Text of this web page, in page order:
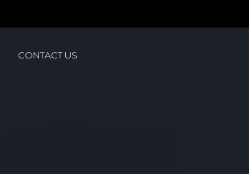
CONTACT US